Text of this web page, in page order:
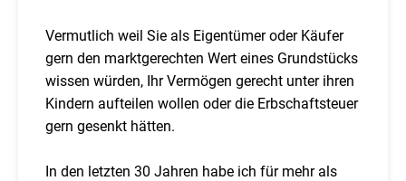
Vermutlich weil Sie als Eigentümer oder Käufer
gern den marktgerechten Wert eines Grundstücks
wissen würden, Ihr Vermögen gerecht unter ihren
Kindern aufteilen wollen oder die Erbschaftsteuer
gern gesenkt hätten.
In den letzten 30 Jahren habe ich für mehr als